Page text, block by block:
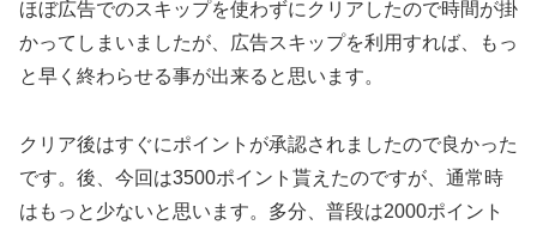
ほぼ広告でのスキップを使わずにクリアしたので時間が掛
かってしまいましたが、広告スキップを利用すれば、もっ
と早く終わらせる事が出来ると思います。
クリア後はすぐにポイントが承認されましたので良かった
です。後、今回は3500ポイント貰えたのですが、通常時
はもっと少ないと思います。多分、普段は2000ポイント